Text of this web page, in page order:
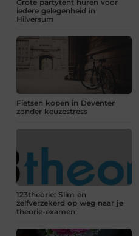
Grote partytent huren voor
iedere gelegenheid in
Hilversum
Fietsen kopen in Deventer
zonder keuzestress
123theorie: Slim en
zelfverzekerd op weg naar je
theorie-examen